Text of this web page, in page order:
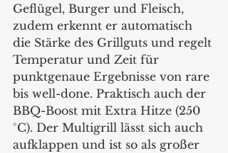
Geflügel, Burger und Fleisch,
zudem erkennt er automatisch
die Stärke des Grillguts und regelt
Temperatur und Zeit für
punktgenaue Ergebnisse von rare
bis well-done. Praktisch auch der
BBQ-Boost mit Extra Hitze (250
°C). Der Multigrill lässt sich auch
aufklappen und ist so als großer